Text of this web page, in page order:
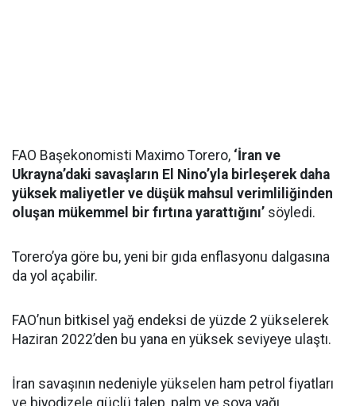
FAO Başekonomisti Maximo Torero, ‘İran ve
Ukrayna’daki savaşların El Nino’yla birleşerek daha
yüksek maliyetler ve düşük mahsul verimliliğinden
oluşan mükemmel bir fırtına yarattığını’ söyledi.
Torero’ya göre bu, yeni bir gıda enflasyonu dalgasına
da yol açabilir.
FAO’nun bitkisel yağ endeksi de yüzde 2 yükselerek
Haziran 2022’den bu yana en yüksek seviyeye ulaştı.
İran savaşının nedeniyle yükselen ham petrol fiyatları
ve biyodizele güçlü talep, palm ve soya yağı